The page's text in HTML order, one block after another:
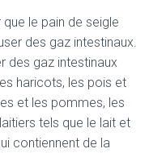
le pain de seigle
des gaz intestinaux.
des gaz intestinaux
haricots, les pois et
et les pommes, les
tels que le lait et
contiennent de la